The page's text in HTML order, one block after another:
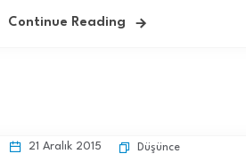
Continue Reading
21 Aralık 2015 Düşünce